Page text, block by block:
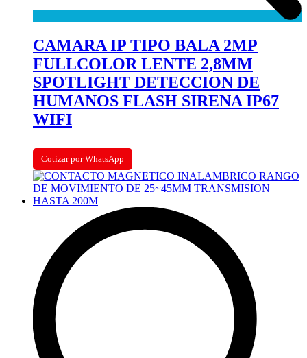
CAMARA IP TIPO BALA 2MP
FULLCOLOR LENTE 2,8MM
SPOTLIGHT DETECCION DE
HUMANOS FLASH SIRENA IP67
WIFI
Cotizar por WhatsApp